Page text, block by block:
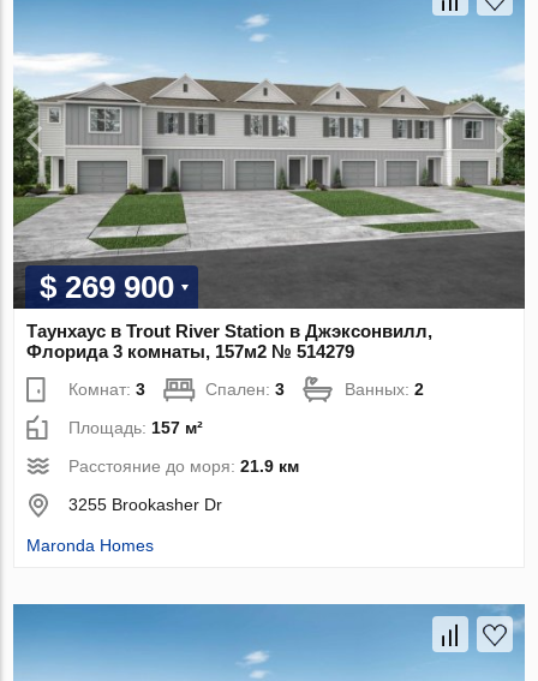
$ 269 900
Таунхаус в Trout River Station в Джэксонвилл,
Флорида 3 комнаты, 157м2 № 514279
Комнат:3 Спален:3 Ванных:2
Площадь: 157 м²
Расстояние до моря:21.9 км
3255 Brookasher Dr
Maronda Homes